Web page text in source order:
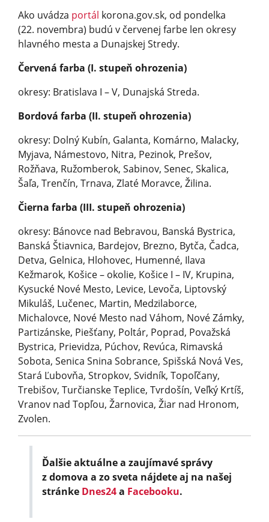
Ako uvádza portál korona.gov.sk, od pondelka
(22. novembra) budú v červenej farbe len okresy
hlavného mesta a Dunajskej Stredy.
Červená farba (I. stupeň ohrozenia)
okresy: Bratislava I – V, Dunajská Streda.
Bordová farba (II. stupeň ohrozenia)
okresy: Dolný Kubín, Galanta, Komárno, Malacky,
Myjava, Námestovo, Nitra, Pezinok, Prešov,
Rožňava, Ružomberok, Sabinov, Senec, Skalica,
Šaľa, Trenčín, Trnava, Zlaté Moravce, Žilina.
Čierna farba (III. stupeň ohrozenia)
okresy: Bánovce nad Bebravou, Banská Bystrica,
Banská Štiavnica, Bardejov, Brezno, Bytča, Čadca,
Detva, Gelnica, Hlohovec, Humenné, Ilava
Kežmarok, Košice – okolie, Košice I – IV, Krupina,
Kysucké Nové Mesto, Levice, Levoča, Liptovský
Mikuláš, Lučenec, Martin, Medzilaborce,
Michalovce, Nové Mesto nad Váhom, Nové Zámky,
Partizánske, Piešťany, Poltár, Poprad, Považská
Bystrica, Prievidza, Púchov, Revúca, Rimavská
Sobota, Senica Snina Sobrance, Spišská Nová Ves,
Stará Ľubovňa, Stropkov, Svidník, Topoľčany,
Trebišov, Turčianske Teplice, Tvrdošín, Veľký Krtíš,
Vranov nad Topľou, Žarnovica, Žiar nad Hronom,
Zvolen.
Ďalšie aktuálne a zaujímavé správy
z domova a zo sveta nájdete aj na našej
stránke Dnes24a Facebooku.